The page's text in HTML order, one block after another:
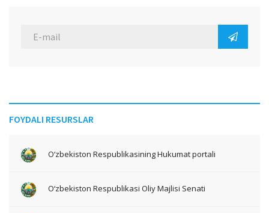
FOYDALI RESURSLAR
O‘zbekiston Respublikasining Hukumat portali
O‘zbekiston Respublikasi Oliy Majlisi Senati